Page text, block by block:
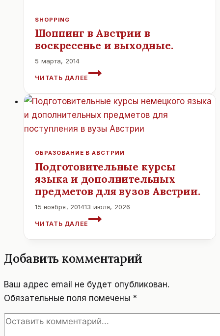
SHOPPING
Шоппинг в Австрии в
воскресенье и выходные.
5 марта, 2014
ЧИТАТЬ ДАЛЕЕ
ШОППИНГ
АВСТРИИ
В
ВОСКРЕСЕНЬЕ
ВЫХОДНЫЕ.
ОБРАЗОВАНИЕ В АВСТРИИ
Подготовительные курсы
языка и дополнительных
предметов для вузов Австрии.
15 ноября, 201413 июля, 2026
ЧИТАТЬ ДАЛЕЕ
ПОДГОТОВИТЕЛЬНЫЕ
ДОПОЛНИТЕЛЬНЫХ
ПРЕДМЕТОВ
ВУЗОВ
АВСТРИИ.
Добавить комментарий
Ваш адрес email не будет опубликован.
Обязательные поля помечены *